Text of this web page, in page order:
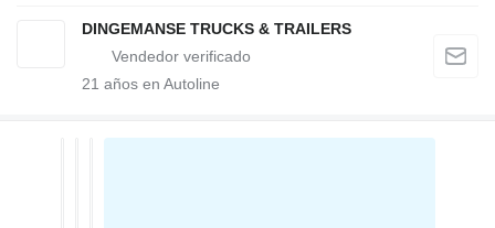
DINGEMANSE TRUCKS & TRAILERS
21 años en Autoline